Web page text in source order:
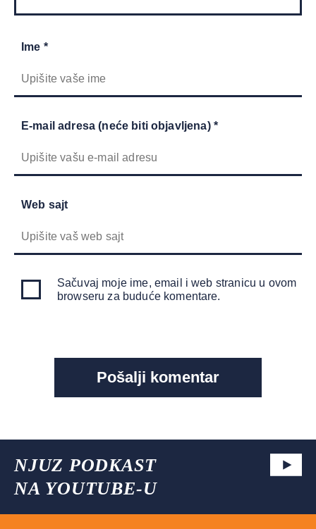
Ime *
E-mail adresa (neće biti objavljena) *
Web sajt
Sačuvaj moje ime, email i web stranicu u ovom
browseru za buduće komentare.
NJUZ PODKAST
NA YOUTUBE-U